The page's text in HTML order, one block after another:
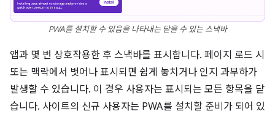
PWA를 설치할 수 있음을 나타내는 닫을 수 있는 스낵바
앱과 몇 번 상호작용한 후 스낵바를 표시합니다. 페이지 로드 시
또는 맥락에서 벗어나 표시되면 쉽게 놓치거나 인지 과부하가
발생할 수 있습니다. 이 경우 사용자는 표시되는 모든 항목을 닫
습니다. 사이트의 신규 사용자는 PWA를 설치할 준비가 되어 있